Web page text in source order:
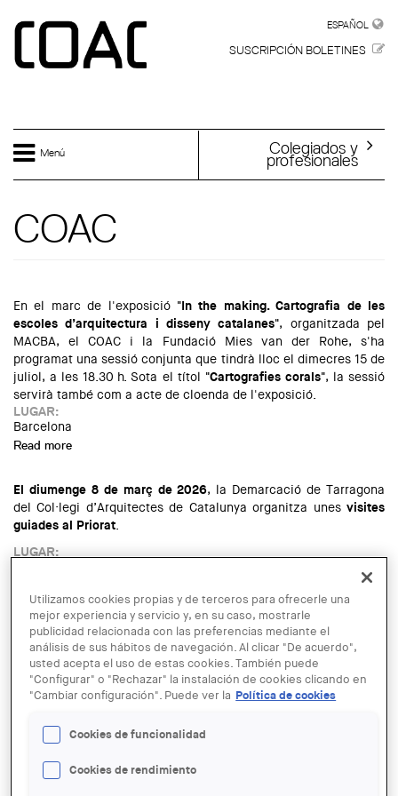
ESPAÑOL
SUSCRIPCIÓN BOLETINES
Menú Colegiados y
profesionales
COAC
En el marc de l'exposició "In the making. Cartografia de les
escoles d’arquitectura i disseny catalanes", organitzada pel
MACBA, el COAC i la Fundació Mies van der Rohe, s'ha
programat una sessió conjunta que tindrà lloc el dimecres 15 de
juliol, a les 18.30 h. Sota el títol "Cartografies corals", la sessió
servirà també com a acte de cloenda de l'exposició.
LUGAR:
Barcelona
Read more
El diumenge 8 de març de 2026, la Demarcació de Tarragona
del Col·legi d’Arquitectes de Catalunya organitza unes visites
guiades al Priorat.
LUGAR:
La Demarcació de Barcelona organitza una nova sessió del
cicle“Diversitat Professional d’Arquitectes”, que tindrà lloc el
dijous9 de juliol a les 18 h. Coordinada juntament amb
AAEPFMC, la jornada estarà dedicada als arquitectes que
treballen en l’àmbit de lamediació i el peritatge, una vessant
d’Arquitectes de Catalunya.
Utilizamos cookies propias y de terceros para ofrecerle una
mejor experiencia y servicio y, en su caso, mostrarle
publicidad relacionada con las preferencias mediante el
análisis de sus hábitos de navegación. Al clicar "De acuerdo",
usted acepta el uso de estas cookies. También puede
"Configurar" o "Rechazar" la instalación de cookies clicando en
"Cambiar configuración". Puede ver la Política de cookies
Cookies de funcionalidad
Cookies de rendimiento